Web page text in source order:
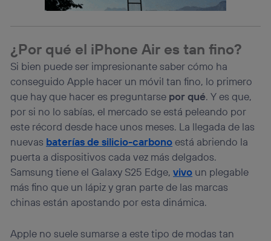
¿Por qué el iPhone Air es tan fino?
Si bien puede ser impresionante saber cómo ha
conseguido Apple hacer un móvil tan fino, lo primero
que hay que hacer es preguntarse por qué. Y es que,
por si no lo sabías, el mercado se está peleando por
este récord desde hace unos meses. La llegada de las
nuevas baterías de silicio-carbonoestá abriendo la
puerta a dispositivos cada vez más delgados.
Samsung tiene el Galaxy S25 Edge,vivo un plegable
más fino que un lápiz y gran parte de las marcas
chinas están apostando por esta dinámica.
Apple no suele sumarse a este tipo de modas tan
lo que cualquier persona que conecte su dispositivo y
consienta el uso de la tecnología recibirá el mismo
Si utilizas una
conexión de banda ancha (p. ej., Wi-Fi),
el marketing o análisis se realizará en función de las
actividades de navegación de los miembros del hogar
que hayan dado su consentimiento.
Si utilizas datos móviles, el marketing será más
personalizado, ya que se basará únicamente en la
navegación del usuario del móvil.
Puedes gestionar los consentimientos Utiq seleccionando
“Administrar Utiq” en la parte inferior de esta página web o
visitando el portal de privacidad de Utiq
(“consenthub”). Para más información, consulta
la política de privacidad de Utiq.